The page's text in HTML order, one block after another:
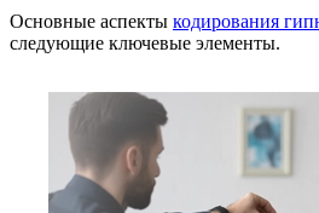
Основные аспекты кодирования
следующие ключевые элементы.